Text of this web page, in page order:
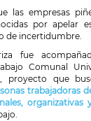
las empresas
por apelar
de incertidumbre.
fue
Comunal
proyecto que
trabajadoras
organizativas